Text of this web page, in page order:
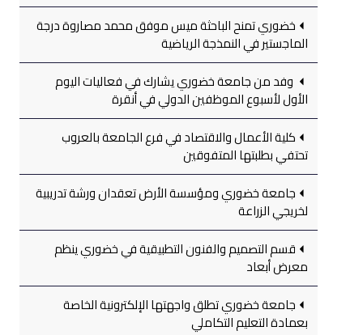
خضوري تمنح الباحثة ميس موفق محمد مصاروة درجة
الماجستير في النمذجة الرياضية
وفد من جامعة خضوري يشارك في فعاليات اليوم
الأول لأسبوع الموظفين الدولي في أنقرة
كلية الأعمال والاقتصاد في فرع الجامعة بالعروب
تحتفي بطلبتها المتفوقين
جامعة خضوري ومؤسسة الأرض تعقدان ورشة تدريبية
لخريجي الزراعة
قسم التصميم والفنون التطبيقية في خضوري ينظم
معرض أبعاد
جامعة خضوري تطلق واجهتها الإلكترونية الخاصة
بعمادة التعليم التكاملي